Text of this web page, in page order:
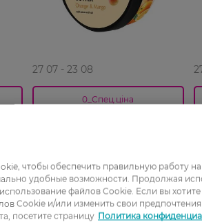
27 07 - 23 08
0_Спец.ціна
139,99 ГРН
111,99 ГРН
чтобы обеспечить правильную работу
удобные возможности. Продолжая
файлов Cookie. Если вы
Cookie и/или изменить свои
посетите страницу Политика